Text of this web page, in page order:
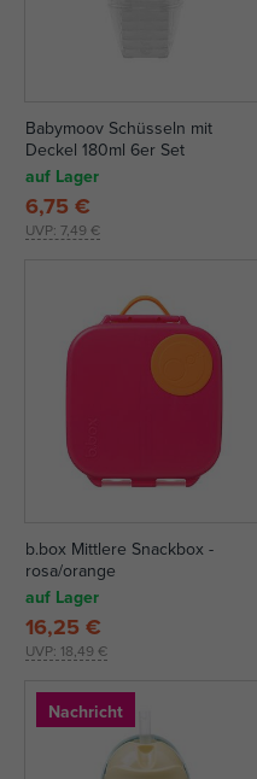
Babymoov Schüsseln mit
Deckel 180ml 6er Set
auf Lager
UVP: 7,49 €
6,75 €
b.box Mittlere Snackbox -
rosa/orange
auf Lager
UVP: 18,49 €
16,25 €
Nachricht